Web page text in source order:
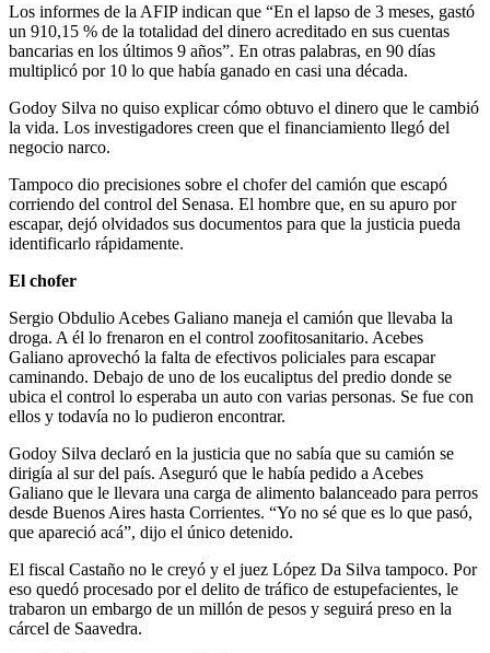
Los informes de la AFIP indican que “En el lapso de 3 meses, gastó
un 910,15 % de la totalidad del dinero acreditado en sus cuentas
bancarias en los últimos 9 años”. En otras palabras, en 90 días
multiplicó por 10 lo que había ganado en casi una década.
Godoy Silva no quiso explicar cómo obtuvo el dinero que le cambió
la vida. Los investigadores creen que el financiamiento llegó del
negocio narco.
Tampoco dio precisiones sobre el chofer del camión que escapó
corriendo del control del Senasa. El hombre que, en su apuro por
escapar, dejó olvidados sus documentos para que la justicia pueda
identificarlo rápidamente.
El chofer
Sergio Obdulio Acebes Galiano maneja el camión que llevaba la
droga. A él lo frenaron en el control zoofitosanitario. Acebes
Galiano aprovechó la falta de efectivos policiales para escapar
caminando. Debajo de uno de los eucaliptus del predio donde se
ubica el control lo esperaba un auto con varias personas. Se fue con
ellos y todavía no lo pudieron encontrar.
Godoy Silva declaró en la justicia que no sabía que su camión se
dirigía al sur del país. Aseguró que le había pedido a Acebes
Galiano que le llevara una carga de alimento balanceado para perros
desde Buenos Aires hasta Corrientes. “Yo no sé que es lo que pasó,
que apareció acá”, dijo el único detenido.
El fiscal Castaño no le creyó y el juez López Da Silva tampoco. Por
eso quedó procesado por el delito de tráfico de estupefacientes, le
trabaron un embargo de un millón de pesos y seguirá preso en la
cárcel de Saavedra.